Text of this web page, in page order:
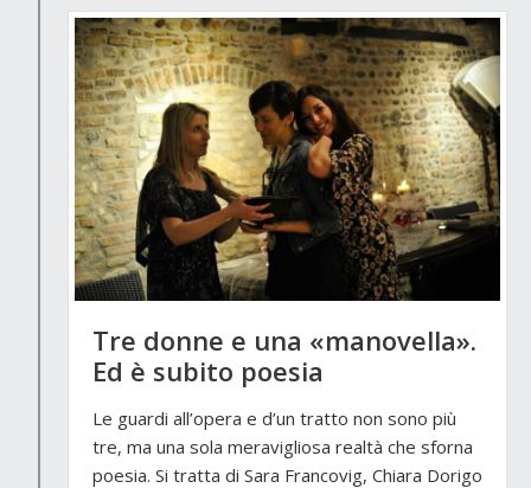
Tre donne e una «manovella».
Ed è subito poesia
Le guardi all’opera e d’un tratto non sono più
tre, ma una sola meravigliosa realtà che sforna
poesia. Si tratta di Sara Francovig, Chiara Dorigo